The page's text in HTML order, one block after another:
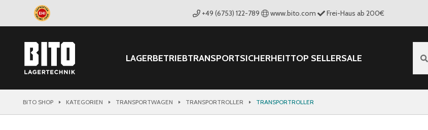
+49 (6753) 122-789 www.bito.com Frei-Haus ab 200€
LAGERBETRIEBTRANSPORTSICHERHEITTOP SELLERSALE
BITO SHOP KATEGORIEN TRANSPORTWAGEN TRANSPORTROLLER TRANSPORTROLLER